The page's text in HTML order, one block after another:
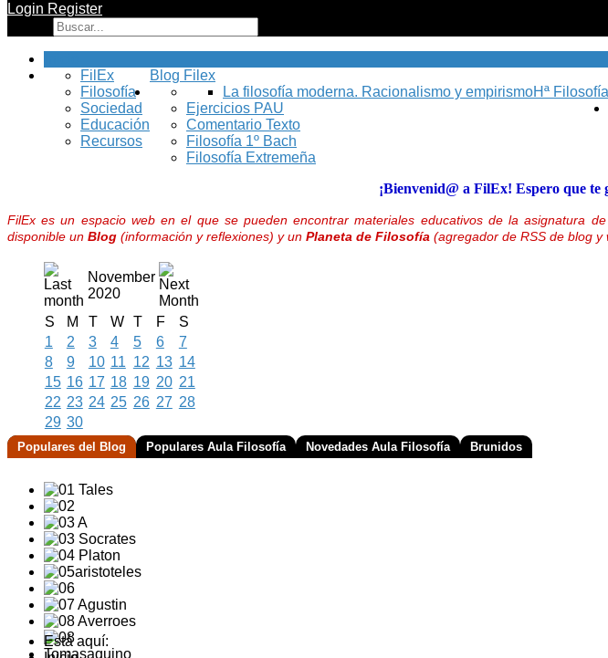
Login Register
Blog Filex
FilEx
Filosofía
Sociedad
Educación
Recursos
Hª Filosofía
La filosofía moderna. Racionalismo y empirismo
Ejercicios PAU
Comentario Texto
Filosofía 1º Bach
Filosofía Extremeña
¡Bienvenid@ a FilEx! Espero que te
FilEx es un espacio web en el que se pueden encontrar materiales educativos de la asignatura
disponible un Blog (información y reflexiones) y un Planeta de Filosofía (agregador de RSS de blog y
November
2020
S
M T W T F
S
1
2 3 4 5 6
7
8
9 10 11 12 13 14
15 16 17 18 19 20 21
22 23 24 25 26 27 28
29 30
Populares del Blog Populares Aula Filosofía Novedades Aula Filosofía Brunidos
Está aquí: